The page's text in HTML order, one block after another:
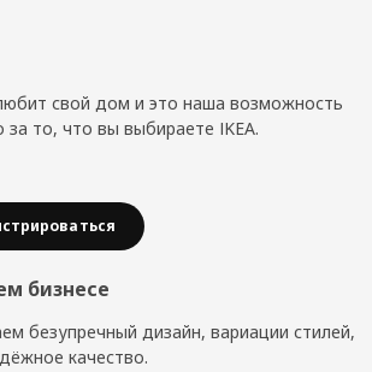
свой дом и это наша возможность
за то, что вы выбираете IKEA.
бизнесе
безупречный дизайн, вариации стилей,
качество.